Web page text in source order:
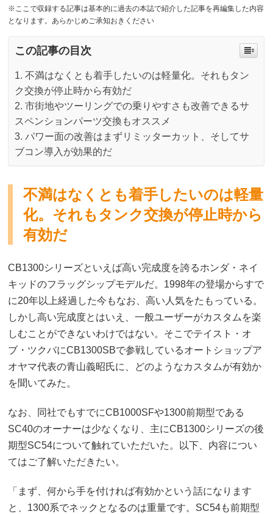
※ここで収録する記事は基本的に過去の本誌で紹介した記事を再編集した内容
となります。あらかじめご承知おきください
この記事の目次
不満はなくとも着手したいのは軽量化。それもタン
ク交換が停止時から有効だ
市街地やツーリングでの乗りやすさも改善できるサ
スペンションパーツ交換もオススメ
パワー面の改善はまずリミッターカット、そしてサ
ブコン導入が効果的だ
不満はなくとも着手したいのは軽量
化。それもタンク交換が停止時から
有効だ
CB1300シリーズといえば高い完成度を誇るホンダ・ネイ
キッドのフラッグシップモデルだ。1998年の登場からすで
に20年以上経過した今もなお、高い人気をたもっている。
しかし高い完成度とはいえ、一般ユーザーがカスタムを楽
しむことができないわけではない。そこでテイスト・オ
ブ・ツクバにCB1300SBで参戦しているオートショップア
オヤマ代表の青山義昭氏に、どのようなカスタムが有効か
を聞いてみた。
なお、同社でもすでにCB1000SFや1300前期型である
SC40のオーナーは少なくなり、主にCB1300シリーズの後
期型SC54について触れていただいた。以下、内容につい
てはご了解いただきたい。
「まず、何から手を付ければ有効かという話になります
と、1300系でネックとなるのは重量です。SC54も前期型